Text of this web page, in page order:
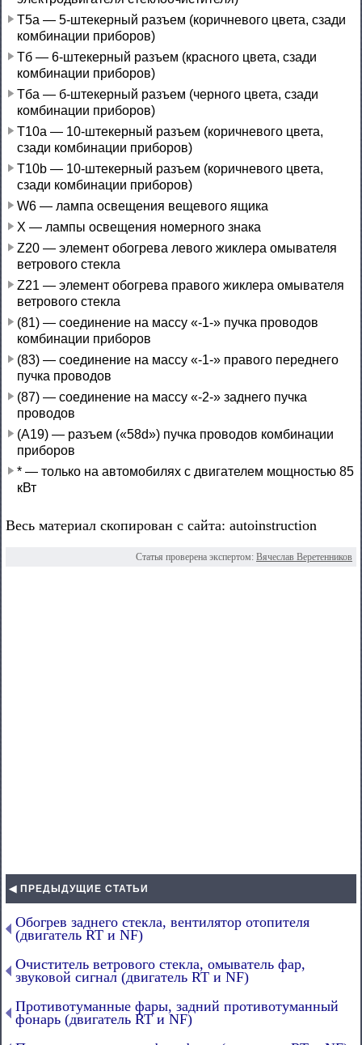
Т5а — 5-штекерный разъем (коричневого цвета, сзади
комбинации приборов)
Тб — 6-штекерный разъем (красного цвета, сзади
комбинации приборов)
Тба — б-штекерный разъем (черного цвета, сзади
комбинации приборов)
Т10а — 10-штекерный разъем (коричневого цвета,
сзади комбинации приборов)
Т10b — 10-штекерный разъем (коричневого цвета,
сзади комбинации приборов)
W6 — лампа освещения вещевого ящика
X — лампы освещения номерного знака
Z20 — элемент обогрева левого жиклера омывателя
ветрового стекла
Z21 — элемент обогрева правого жиклера омывателя
ветрового стекла
(81) — соединение на массу «-1-» пучка проводов
комбинации приборов
(83) — соединение на массу «-1-» правого переднего
пучка проводов
(87) — соединение на массу «-2-» заднего пучка
проводов
(А19) — разъем («58d») пучка проводов комбинации
приборов
* — только на автомобилях с двигателем мощностью 85
кВт
Весь материал скопирован с сайта: autoinstruction
Статья проверена экспертом: Вячеслав Веретенников
◀ ПРЕДЫДУЩИЕ СТАТЬИ
Обогрев заднего стекла, вентилятор отопителя
(двигатель RT и NF)
Очиститель ветрового стекла, омыватель фар,
звуковой сигнал (двигатель RT и NF)
Противотуманные фары, задний противотуманный
фонарь (двигатель RT и NF)